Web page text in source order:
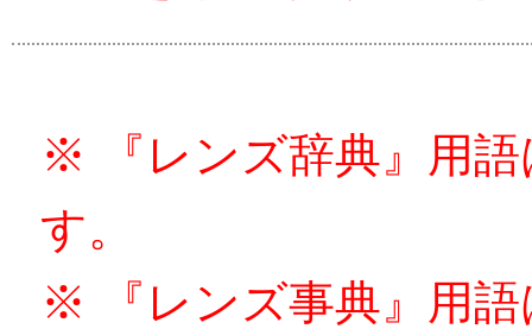
※ 『レンズ辞典』用
す。
※ 『レンズ事典』用